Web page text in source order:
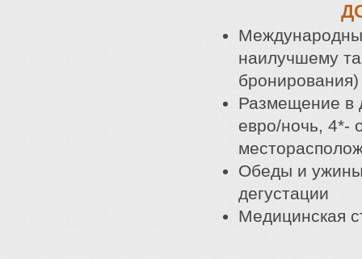
наилучшему
бронирования)
Размещение в
евро/ночь, 4*-
Обеды и ужины
дегустации
Медицинская